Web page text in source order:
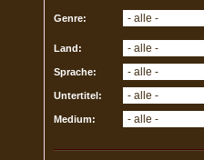
Genre:
Land:
Sprache:
Untertitel:
Medium: